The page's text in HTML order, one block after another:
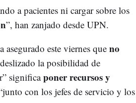
a pacientes ni cargar sobre los
”, han zanjado desde UPN.
asegurado este viernes queno
la posibilidad de
significaponer recursos y
con los jefes de servicio y los